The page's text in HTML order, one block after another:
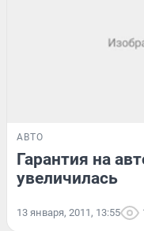
АВТО
Гарантия на
увеличилась
13 января, 2011, 13:55